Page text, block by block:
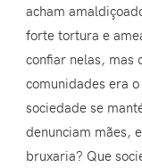
acham
forte tortura e
confiar nelas, mas
comunidades era
sociedade se
denunciam mães,
bruxaria? Que